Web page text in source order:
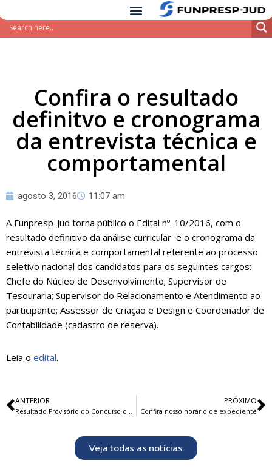
Pular
Confira o resultado
definitvo e cronograma
da entrevista técnica e
comportamental
agosto 3, 2016 11:07 am
A Funpresp-Jud torna público o Edital nº. 10/2016, com o
resultado definitivo da análise curricular e o cronograma da
entrevista técnica e comportamental referente ao processo
seletivo nacional dos candidatos para os seguintes cargos:
Chefe do Núcleo de Desenvolvimento; Supervisor de
Tesouraria; Supervisor do Relacionamento e Atendimento ao
participante; Assessor de Criação e Design e Coordenador de
Contabilidade (cadastro de reserva).
Leia o edital.
ANTERIOR
Resultado Provisório do Concurso de Artigos do Prêmio Funpresp-Jud 2016
PRÓXIMO
Confira nosso horário de expediente
Veja todas as notícias